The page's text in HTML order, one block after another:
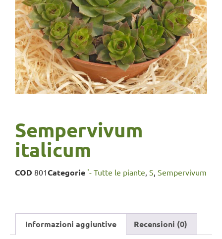
Sempervivum
italicum
COD 801Categorie '- Tutte le piante, S, Sempervivum
Informazioni aggiuntive Recensioni (0)